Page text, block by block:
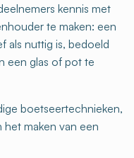
kennis met
te maken: een
als nuttig is, bedoeld
een glas of pot te
boetseertechnieken,
het maken van een